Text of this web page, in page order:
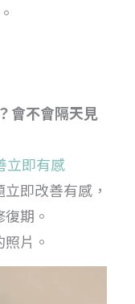
會不會隔天見
立即有感
即改善有感，
期。
片。